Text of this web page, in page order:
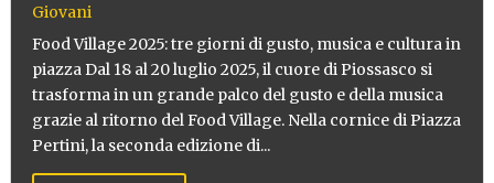
Giovani
Food Village 2025: tre giorni di gusto, musica e cultura in
piazza Dal 18 al 20 luglio 2025, il cuore di Piossasco si
trasforma in un grande palco del gusto e della musica
grazie al ritorno del Food Village. Nella cornice di Piazza
Pertini, la seconda edizione di...